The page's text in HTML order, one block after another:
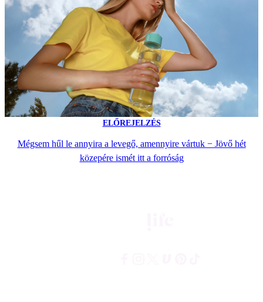
ELŐREJELZÉS
Mégsem hűl le annyira a levegő, amennyire vártuk − Jövő hét
közepére ismét itt a forróság